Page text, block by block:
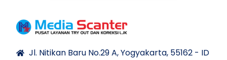
Jl. Nitikan Baru No.29 A, Yogyakarta, 55162 - ID